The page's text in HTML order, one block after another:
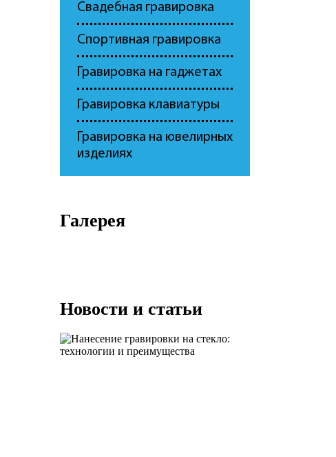
Свадебная гравировка
Спортивная гравировка
Гравировка на гаджетах
Гравировка клавиатуры
Гравировка на ювелирных
изделиях
Галерея
Новости и статьи